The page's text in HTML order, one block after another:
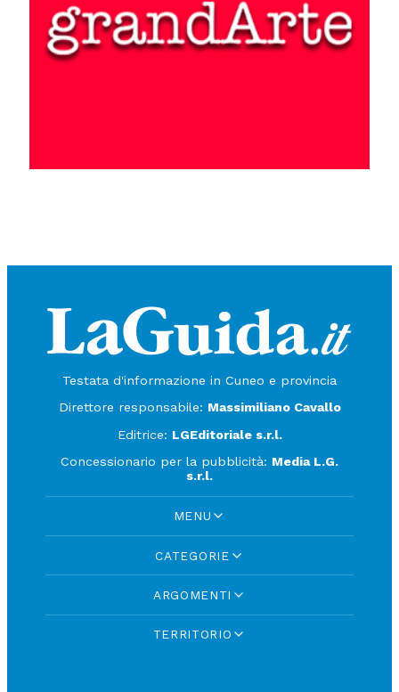
Testata d'informazione in Cuneo e provincia
Direttore responsabile: Massimiliano Cavallo
Editrice: LGEditoriale s.r.l.
Concessionario per la pubblicità: Media L.G.
s.r.l.
MENU
CATEGORIE
ARGOMENTI
TERRITORIO